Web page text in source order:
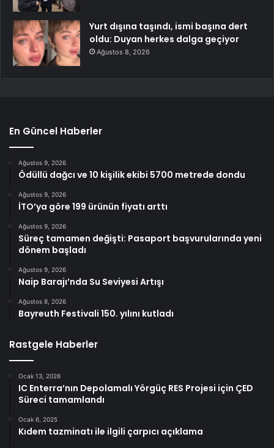
Yurt dışına taşındı, ismi başına dert
oldu: Duyan herkes dalga geçiyor
Ağustos 8, 2026
En Güncel Haberler
Ağustos 9, 2026
Ödüllü dağcı ve 10 kişilik ekibi 5700 metrede dondu
Ağustos 9, 2026
İTO’ya göre 199 ürünün fiyatı arttı
Ağustos 9, 2026
Süreç tamamen değişti: Pasaport başvurularında yeni
dönem başladı
Ağustos 9, 2026
Naip Barajı’nda Su Seviyesi Artışı
Ağustos 8, 2026
Bayreuth Festivali 150. yılını kutladı
Rastgele Haberler
Ocak 13, 2026
IC Enterra’nın Depolamalı Yörgüç RES Projesi için ÇED
Süreci tamamlandı
Ocak 6, 2025
Kıdem tazminatı ile ilgili çarpıcı açıklama